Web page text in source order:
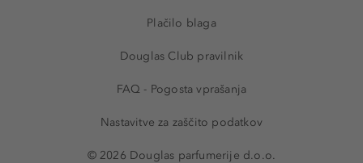
Plačilo blaga
Douglas Club pravilnik
FAQ - Pogosta vprašanja
Nastavitve za zaščito podatkov
© 2026 Douglas parfumerije d.o.o.